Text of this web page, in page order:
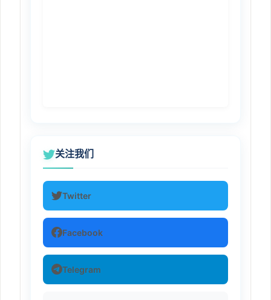
关注我们
Twitter
Facebook
Telegram